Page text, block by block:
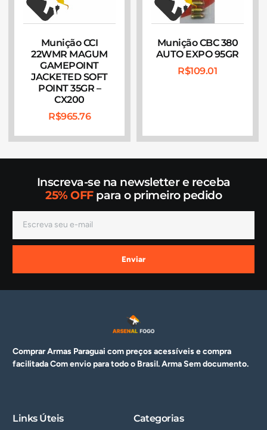
Munição CCI
22WMR MAGUM
GAMEPOINT
JACKETED SOFT
POINT 35GR –
CX200
R$965.76
Munição CBC 380
AUTO EXPO 95GR
R$109.01
Inscreva-se na newsletter e receba
25% OFFpara o primeiro pedido
Enviar
Comprar Armas Paraguai com preços acessíveis e compra
facilitada Com envio para todo o Brasil. ArmaSem documento.
Links Úteis Categorias